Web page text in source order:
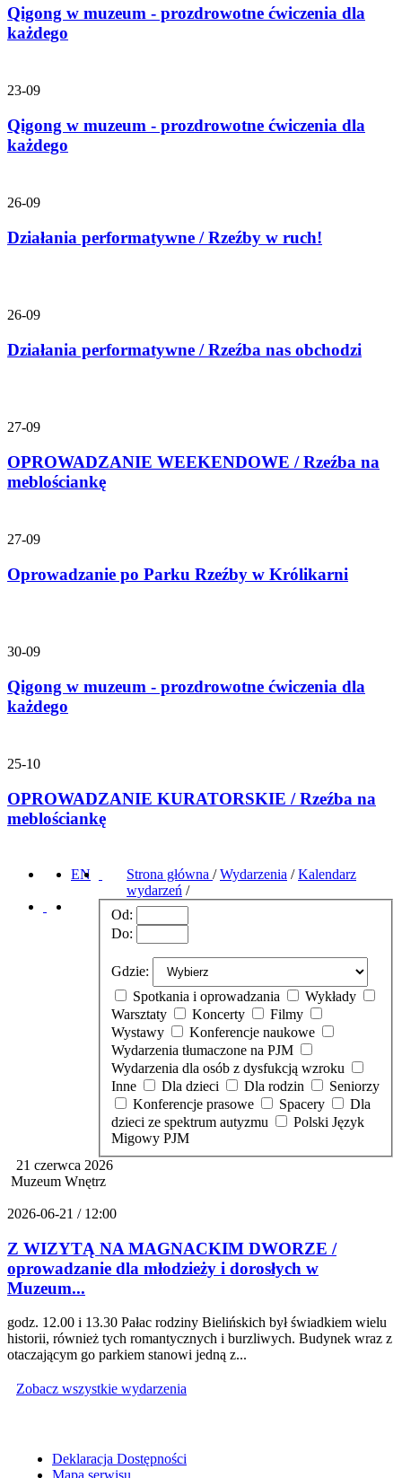
Qigong w muzeum - prozdrowotne ćwiczenia dla
każdego
23-09
Qigong w muzeum - prozdrowotne ćwiczenia dla
każdego
26-09
Działania performatywne / Rzeźby w ruch!
26-09
Działania performatywne / Rzeźba nas obchodzi
27-09
OPROWADZANIE WEEKENDOWE / Rzeźba na
meblościankę
27-09
Oprowadzanie po Parku Rzeźby w Królikarni
30-09
Qigong w muzeum - prozdrowotne ćwiczenia dla
każdego
25-10
OPROWADZANIE KURATORSKIE / Rzeźba na
meblościankę
EN Strona główna / Wydarzenia /Kalendarz
wydarzeń /
Od:
Do:
Gdzie:
Spotkania i oprowadzania
Wykłady
Warsztaty
Koncerty
Filmy
Wystawy
Konferencje naukowe
Wydarzenia tłumaczone na PJM
Wydarzenia dla osób z dysfukcją wzroku
Inne
Dla dzieci Dla rodzin
Seniorzy
Konferencje prasowe
Spacery
dzieci ze spektrum autyzmu
Migowy PJM
21 czerwca 2026
Muzeum Wnętrz
2026-06-21 / 12:00
Z WIZYTĄ NA MAGNACKIM DWORZE /
oprowadzanie dla młodzieży i dorosłych w
Muzeum...
godz. 12.00 i 13.30 Pałac rodziny Bielińskich był świadkiem wielu
historii, również tych romantycznych i burzliwych. Budynek wraz z
otaczającym go parkiem stanowi jedną z...
Zobacz wszystkie wydarzenia
Deklaracja Dostępności